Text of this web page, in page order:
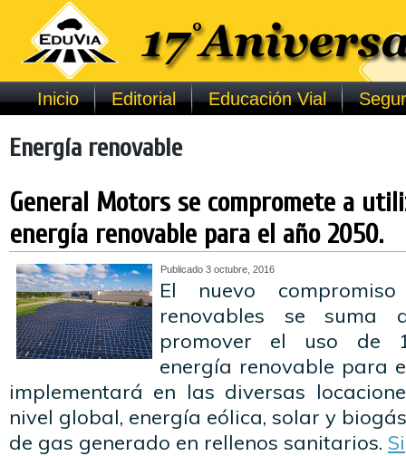
Inicio Editorial Educación Vial
Energía renovable
General Motors se compromete a
energía renovable para el año 2050.
Publicado 3 octubre, 2016
El nuevo
renovables se suma
promover el uso de
energía renovable para
implementará en las diversas
nivel global, energía eólica, solar y
de gas generado en rellenos sanitarios.